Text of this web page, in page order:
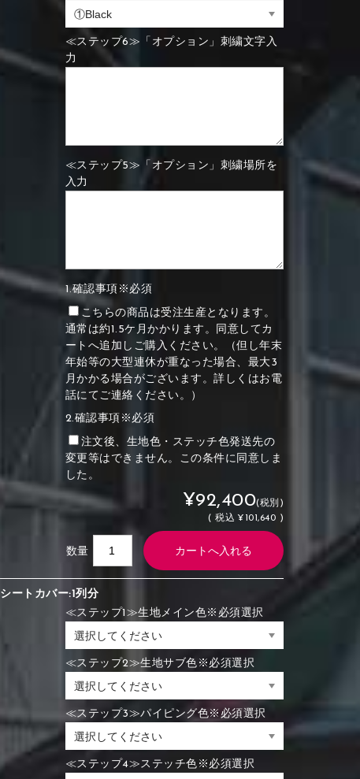
≪ステップ6≫「オプション」刺繍文字入
力
≪ステップ5≫「オプション」刺繍場所を
入力
1.確認事項※必須
こちらの商品は受注生産となります。
通常は約1.5ケ月かかります。同意してカ
ートへ追加しご購入ください。（但し年末
年始等の大型連休が重なった場合、最大3
月かかる場合がございます。詳しくはお電
話にてご連絡ください。）
2.確認事項※必須
注文後、生地色・ステッチ色発送先の
変更等はできません。この条件に同意しま
した。
¥92,400(税別)
( 税込 ¥101,640 )
数量
シートカバー:1列分
≪ステップ1≫生地メイン色※必須選択
≪ステップ2≫生地サブ色※必須選択
≪ステップ3≫パイピング色※必須選択
≪ステップ4≫ステッチ色※必須選択